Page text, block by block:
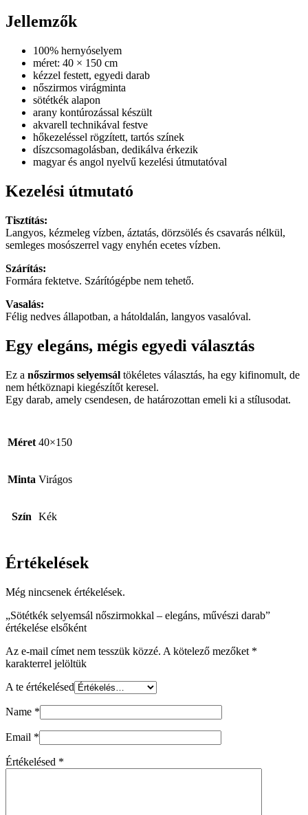
Jellemzők
100% hernyóselyem
méret: 40 × 150 cm
kézzel festett, egyedi darab
nőszirmos virágminta
sötétkék alapon
arany kontúrozással készült
akvarell technikával festve
hőkezeléssel rögzített, tartós színek
díszcsomagolásban, dedikálva érkezik
magyar és angol nyelvű kezelési útmutatóval
Kezelési útmutató
Tisztítás:
Langyos, kézmeleg vízben, áztatás, dörzsölés és csavarás nélkül,
semleges mosószerrel vagy enyhén ecetes vízben.
Szárítás:
Formára fektetve. Szárítógépbe nem tehető.
Vasalás:
Félig nedves állapotban, a hátoldalán, langyos vasalóval.
Egy elegáns, mégis egyedi választás
Ez a nőszirmos selyemsál tökéletes választás, ha egy kifinomult, de
nem hétköznapi kiegészítőt keresel.
Egy darab, amely csendesen, de határozottan emeli ki a stílusodat.
Méret 40×150
Minta Virágos
Szín Kék
Értékelések
Még nincsenek értékelések.
„Sötétkék selyemsál nőszirmokkal – elegáns, művészi darab”
értékelése elsőként
Az e-mail címet nem tesszük közzé. A kötelező mezőket *
karakterrel jelöltük
A te értékelésed
Name *
Email *
Értékelésed *